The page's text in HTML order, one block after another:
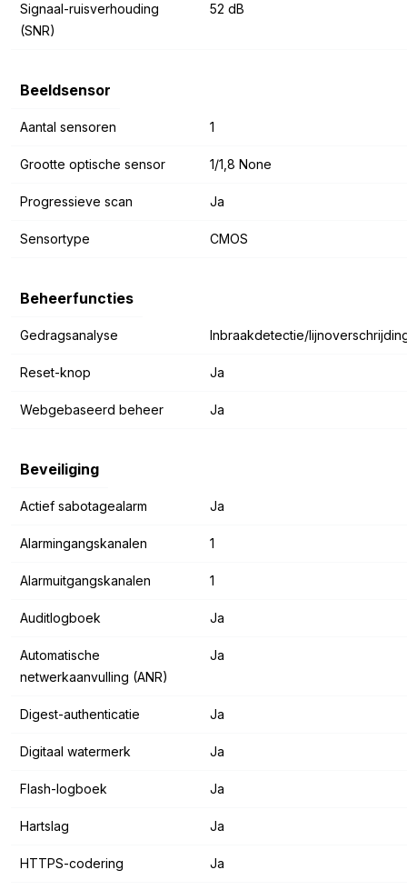
Signaal-ruisverhouding
(SNR)
52 dB
Beeldsensor
Aantal sensoren 1
Grootte optische sensor 1/1,8 None
Progressieve scan Ja
Sensortype CMOS
Beheerfuncties
Gedragsanalyse Inbraakdetectie/
Reset-knop Ja
Webgebaseerd beheer Ja
Beveiliging
Actief sabotagealarm Ja
Alarmingangskanalen 1
Alarmuitgangskanalen 1
Auditlogboek Ja
Automatische
netwerkaanvulling (ANR)
Ja
Digest-authenticatie Ja
Digitaal watermerk Ja
Flash-logboek Ja
Hartslag Ja
HTTPS-codering Ja